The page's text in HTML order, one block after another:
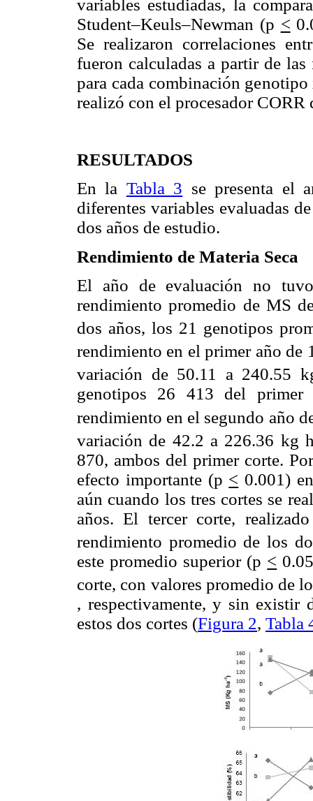
variables estudiadas, la
Student–Keuls–Newman (p <
Se realizaron correlaciones
fueron calculadas a partir de
para cada combinación
realizó con el procesador
RESULTADOS
En la Tabla 3 se presenta el
diferentes variables evaluadas
dos años de estudio.
Rendimiento de Materia Seca
El año de evaluación no
rendimiento promedio de MS
dos años, los 21 genotipos
rendimiento en el primer año de
variación de 50.11 a 240.55
genotipos 26 413 del
rendimiento en el segundo año
variación de 42.2 a 226.36 kg
870, ambos del primer corte.
efecto importante (p < 0.001)
aún cuando los tres cortes se
años. El tercer corte,
rendimiento promedio de los
este promedio superior (p <
corte, con valores promedio de
, respectivamente, y sin existir
estos dos cortes (Figura 2, Tabla